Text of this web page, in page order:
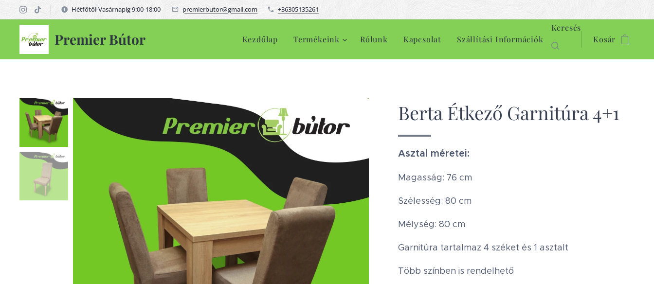
Hétfőtől-Vasárnapig 9:00-18:00 premierbutor@gmail.com +36305135261
Premier Bútor Kezdőlap Termékeink Rólunk Kapcsolat Szállítási Információk
Keresés
Kosár
Berta Étkező Garnitúra 4+1
Asztal méretei:
Magasság: 76 cm
Szélesség: 80 cm
Mélység: 80 cm
Garnitúra tartalmaz 4 széket és 1 asztalt
Több színben is rendelhető